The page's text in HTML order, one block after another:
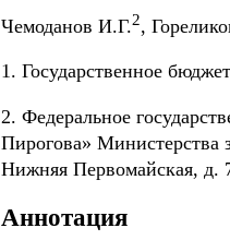
Чемоданов И.Г.2,
1. Государственное
2. Федеральное
Пирогова» Министерства
Нижняя Первомайская, д.
Аннотация